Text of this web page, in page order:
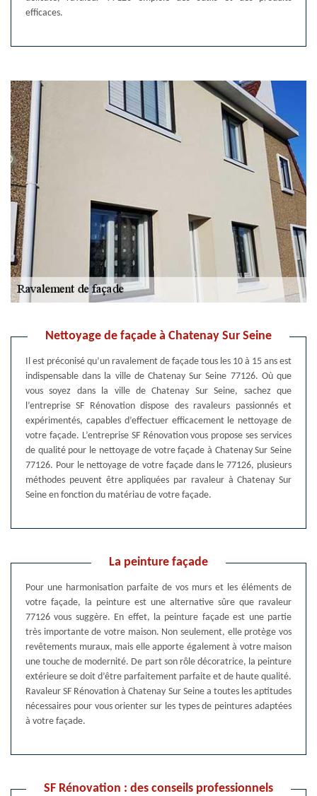
efficaces.
Nettoyage de façade à Chatenay Sur Seine
Il est préconisé qu’un ravalement de façade tous les 10 à 15 ans est
indispensable dans la ville de Chatenay Sur Seine 77126. Où que
vous soyez dans la ville de Chatenay Sur Seine, sachez que
l’entreprise SF Rénovation dispose des ravaleurs passionnés et
expérimentés, capables d’effectuer efficacement le nettoyage de
votre façade. L’entreprise SF Rénovation vous propose ses services
de qualité pour le nettoyage de votre façade à Chatenay Sur Seine
77126. Pour le nettoyage de votre façade dans le 77126, plusieurs
méthodes peuvent être appliquées par ravaleur à Chatenay Sur
Seine en fonction du matériau de votre façade.
La peinture façade
Pour une harmonisation parfaite de vos murs et les éléments de
votre façade, la peinture est une alternative sûre que ravaleur
77126 vous suggère. En effet, la peinture façade est une partie
très importante de votre maison. Non seulement, elle protège vos
revêtements muraux, mais elle apporte également à votre maison
une touche de modernité. De part son rôle décoratrice, la peinture
extérieure se doit d’être parfaitement parfaite et de haute qualité.
Ravaleur SF Rénovation à Chatenay Sur Seine a toutes les aptitudes
nécessaires pour vous orienter sur les types de peintures adaptées
à votre façade.
SF Rénovation : des conseils professionnels